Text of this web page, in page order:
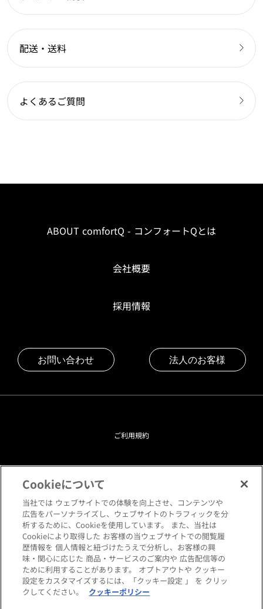
配送・送料
よくあるご質問
ABOUT comfortQ - コンフォートQとは
会社概要
採用情報
お問い合わせ 法人のお客様
Copyright © HANKYU HOME STYLING Co.,LTD All rights reserved.
ご利用規約
プライバシーポリシー
クッキーポリシー
閲覧環境について
サイトマップ
Cookieについて
当社では ウェブサイトでの体験を向上させ、コンテンツや
広告をパーソナライズし、ウェブサイトのトラフィックを分
析するために、Cookieを使用しています。 また、当社は
Cookieにより取得した お客様の当ウェブサイトでの閲覧履
歴情報を 個人情報と紐づけたうえで分析し、お客様の興
味・関心に応じた 商品・サービスのご案内や 広告配信等の
ために利用することがあります。 オプトアウトや クッキー
設定をカスタマイズするには、「クッキー設定 」 を クリッ
クしてください。
クッキーポリシー